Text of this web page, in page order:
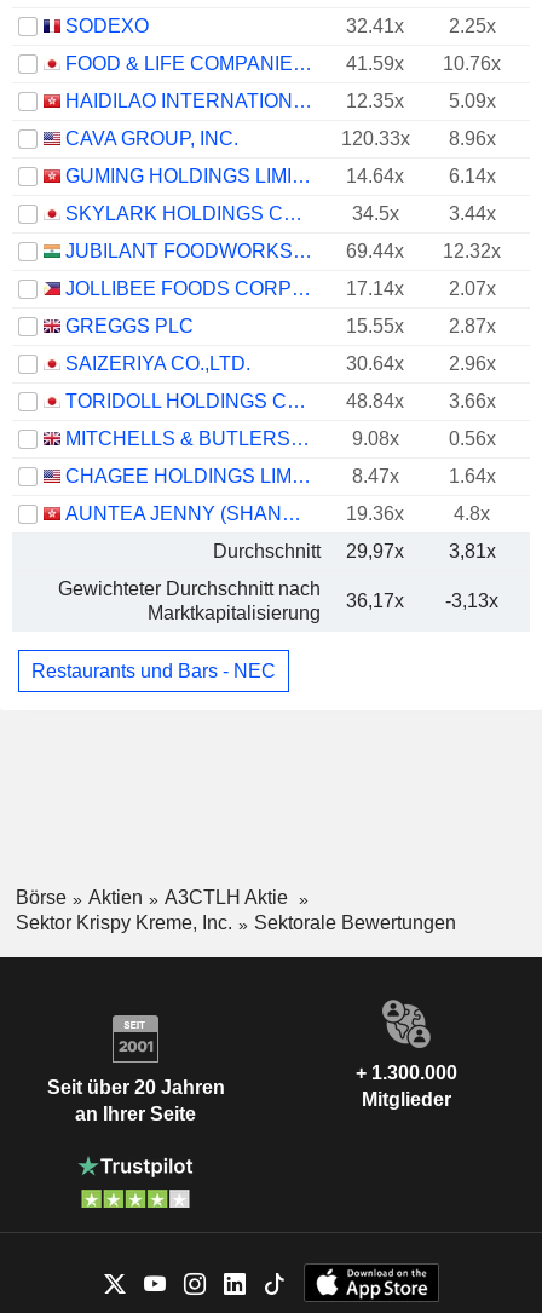
SODEXO
32.41x
2.25x
FOOD & LIFE COMPANIES LTD.
41.59x
10.76x
HAIDILAO INTERNATIONAL HOLDING LTD.
12.35x
5.09x
CAVA GROUP, INC.
120.33x
8.96x
GUMING HOLDINGS LIMITED
14.64x
6.14x
SKYLARK HOLDINGS CO., LTD.
34.5x
3.44x
JUBILANT FOODWORKS LIMITED
69.44x
12.32x
JOLLIBEE FOODS CORPORATION
17.14x
2.07x
GREGGS PLC
15.55x
2.87x
SAIZERIYA CO.,LTD.
30.64x
2.96x
TORIDOLL HOLDINGS CORPORATION
48.84x
3.66x
MITCHELLS & BUTLERS PLC
9.08x
0.56x
CHAGEE HOLDINGS LIMITED
8.47x
1.64x
AUNTEA JENNY (SHANGHAI) INDUSTRIAL CO., LTD.
19.36x
4.8x
Durchschnitt
29,97x
3,81x
Gewichteter Durchschnitt nach
Marktkapitalisierung
36,17x -3,13x
Restaurants und Bars - NEC
Börse Aktien
A3CTLH Aktie
Sektor Krispy Kreme, Inc.
Sektorale Bewertungen
Seit über 20 Jahren
an Ihrer Seite
+ 1.300.000
Mitglieder